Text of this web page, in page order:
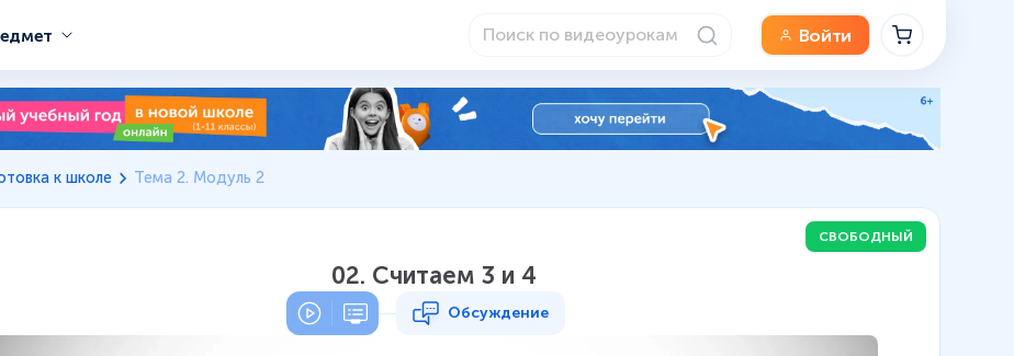
Войти
к школе Тема 2. Модуль 2
СВОБОДНЫЙ
02. Считаем 3 и 4
Обсуждение